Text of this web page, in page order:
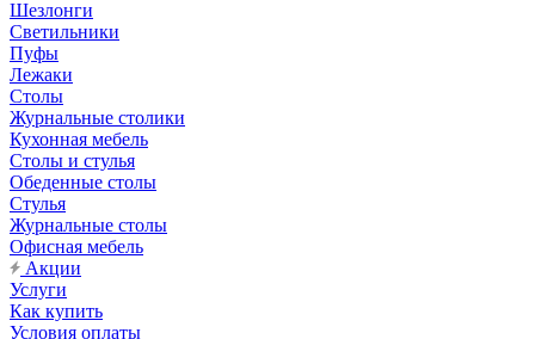
Шезлонги
Светильники
Пуфы
Лежаки
Столы
Журнальные столики
Кухонная мебель
Столы и стулья
Обеденные столы
Стулья
Журнальные столы
Офисная мебель
Акции
Услуги
Как купить
Условия оплаты